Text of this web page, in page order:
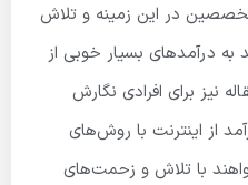
در این زمینه و تلاش
به درآمدهای بسیار خوبی از
نیز برای افرادی نگارش
از اینترنت با روش‌های
با تلاش و زحمت‌های